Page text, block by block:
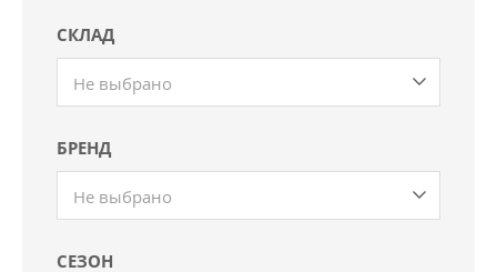
СКЛАД
Не выбрано
БРЕНД
Не выбрано
СЕЗОН